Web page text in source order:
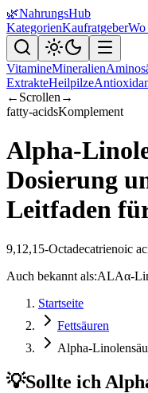
🌿NahrungsHub
KategorienKaufratgeberWo
VitamineMineralien
ExtrakteHeilpilze
← Scrollen →
fatty-acidsKomplement
Alpha-
Dosierung
Leitfaden
9,12,15-Octadecatrienoic
Auch bekannt als:ALAα-
Startseite
Fettsäuren
Alpha-
💡Sollte ich